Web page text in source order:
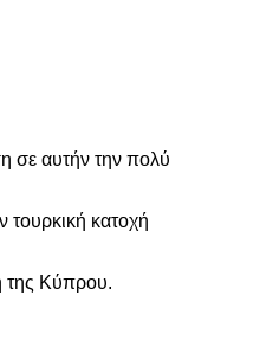
σε αυτήν την πολύ
τουρκική κατοχή
της Κύπρου.